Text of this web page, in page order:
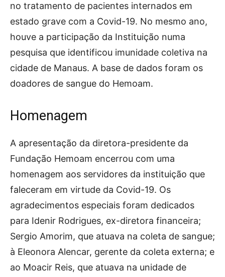
no tratamento de pacientes internados em
estado grave com a Covid-19. No mesmo ano,
houve a participação da Instituição numa
pesquisa que identificou imunidade coletiva na
cidade de Manaus. A base de dados foram os
doadores de sangue do Hemoam.
Homenagem
A apresentação da diretora-presidente da
Fundação Hemoam encerrou com uma
homenagem aos servidores da instituição que
faleceram em virtude da Covid-19. Os
agradecimentos especiais foram dedicados
para Idenir Rodrigues, ex-diretora financeira;
Sergio Amorim, que atuava na coleta de sangue;
à Eleonora Alencar, gerente da coleta externa; e
ao Moacir Reis, que atuava na unidade de